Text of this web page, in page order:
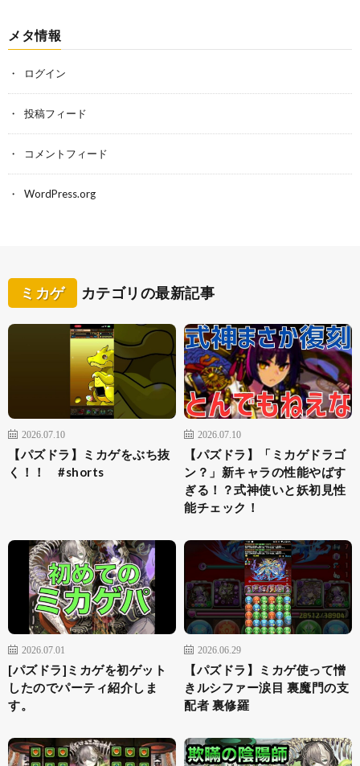
メタ情報
ログイン
投稿フィード
コメントフィード
WordPress.org
ミカゲ カテゴリの最新記事
2026.07.10
【パズドラ】ミカゲをぶち抜
く！！ #shorts
2026.07.10
【パズドラ】「ミカゲドラゴ
ン？」新キャラの性能やばす
ぎる！？式神使いと妖初見性
能チェック！
2026.07.01
[パズドラ]ミカゲを初ゲット
したのでパーティ紹介しま
す。
2026.06.29
【パズドラ】ミカゲ使って憎
きルシファー涙目 裏魔門の支
配者 裏修羅